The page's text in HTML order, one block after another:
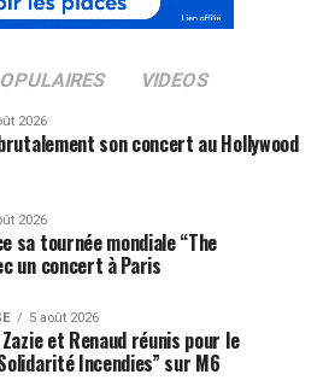
VIDEOS
2026
son concert au Hollywood
2026
sa tournée mondiale “The
un concert à Paris
5 août 2026
et Renaud réunis pour le
Incendies” sur M6